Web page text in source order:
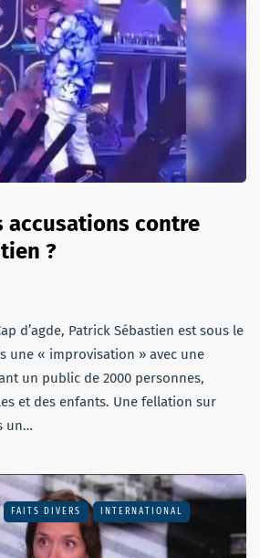
accusations contre
?
d’agde, Patrick Sébastien est sous le
une « improvisation » avec une
un public de 2000 personnes,
et des enfants. Une fellation sur
un…
FAITS DIVERS INTERNATIONAL